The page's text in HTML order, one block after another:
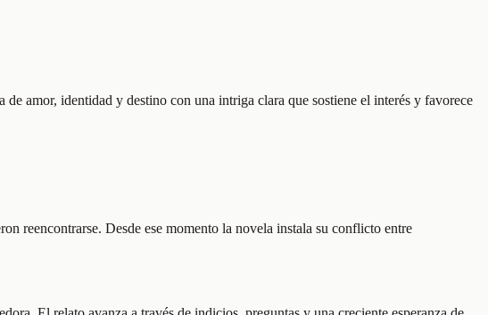
amor, identidad y destino con una intriga clara que sostiene el interés y favorece
reencontrarse. Desde ese momento la novela instala su conflicto entre